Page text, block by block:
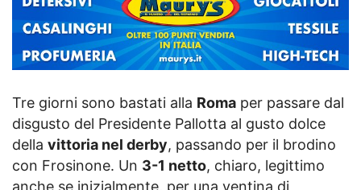
Tre giorni sono bastati alla Roma per passare dal
disgusto del Presidente Pallotta al gusto dolce
della vittoria nel derby, passando per il brodino
con Frosinone. Un 3-1 netto, chiaro, legittimo
anche se inizialmente, per una ventina di